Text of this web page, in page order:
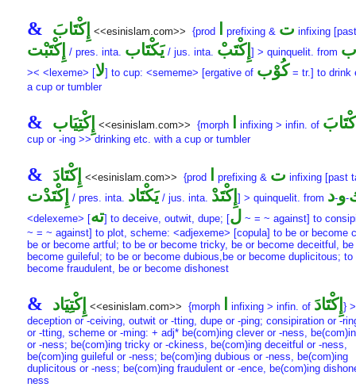
& إِكْتَابَ <<esinislam.com>> {prod prefixing & ت infixing
إِكْتَبْت / pres. inta. يَكْتَاب / jus. inta. إِكْتَبْ ] > quinquelit. from ب
>< <lexeme> [لا] to cup: <sememe> [ergative of كُوْب = tr.] to drink
a cup or tumbler
& إِكْتِيَاب <<esinislam.com>> {morph infixing > infin. of
cup or -ing >> drinking etc. with a cup or tumbler
& إِكْتَادَ <<esinislam.com>> {prod prefixing & ت infixing [past
إِكْتَدْت / pres. inta. يَكْتَاد / jus. inta. إِكْتَدْ ] > quinquelit. from -و-د
<delexeme> [ته] to deceive, outwit, dupe; [ل~ = ~ against] to
~ = ~ against] to plot, scheme: <adjexeme> [copula] to be or become
be or become artful; to be or become tricky, be or become deceitful, be
become guileful; to be or become dubious,be or become duplicitous; to
become fraudulent, be or become dishonest
& إِكْتِيَاد <<esinislam.com>> {morph infixing > infin. of إِكْتَادَ }
deception or -ceiving, outwit or -tting, dupe or -ping; consipiration or -
or -tting, scheme or -ming: + adj* be(com)ing clever or -ness,
or -ness; be(com)ing tricky or -ckiness, be(com)ing deceitful or -ness,
be(com)ing guileful or -ness; be(com)ing dubious or -ness, be(com)ing
duplicitous or -ness; be(com)ing fraudulent or -ence, be(com)ing
ness